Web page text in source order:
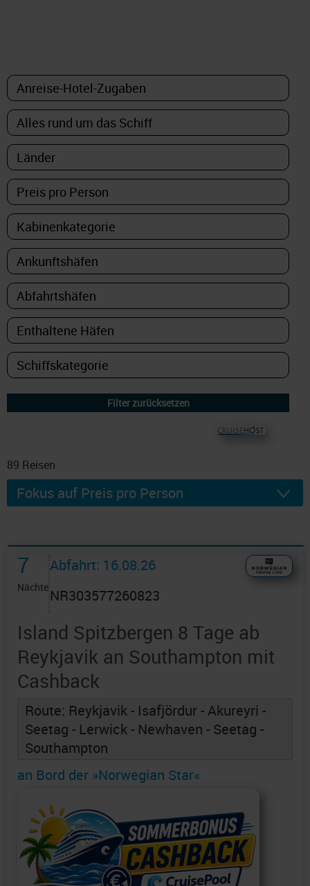
89 Reisen
7
Nächte
Abfahrt: 16.08.26
NR303577260823
Island Spitzbergen 8 Tage ab
Reykjavik an Southampton mit
Cashback
Route: Reykjavik - Isafjördur - Akureyri -
Seetag - Lerwick - Newhaven - Seetag -
Southampton
an Bord der »Norwegian Star«